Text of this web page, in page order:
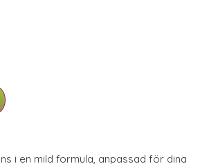
i en mild formula, anpassad för dina